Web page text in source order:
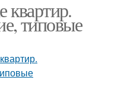
квартир.
типовые